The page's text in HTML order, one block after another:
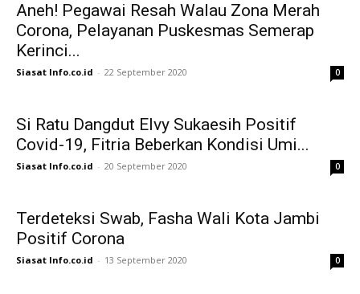
Aneh! Pegawai Resah Walau Zona Merah
Corona, Pelayanan Puskesmas Semerap
Kerinci...
Siasat Info.co.id - 22 September 2020 0
Si Ratu Dangdut Elvy Sukaesih Positif
Covid-19, Fitria Beberkan Kondisi Umi...
Siasat Info.co.id - 20 September 2020 0
Terdeteksi Swab, Fasha Wali Kota Jambi
Positif Corona
Siasat Info.co.id - 13 September 2020 0